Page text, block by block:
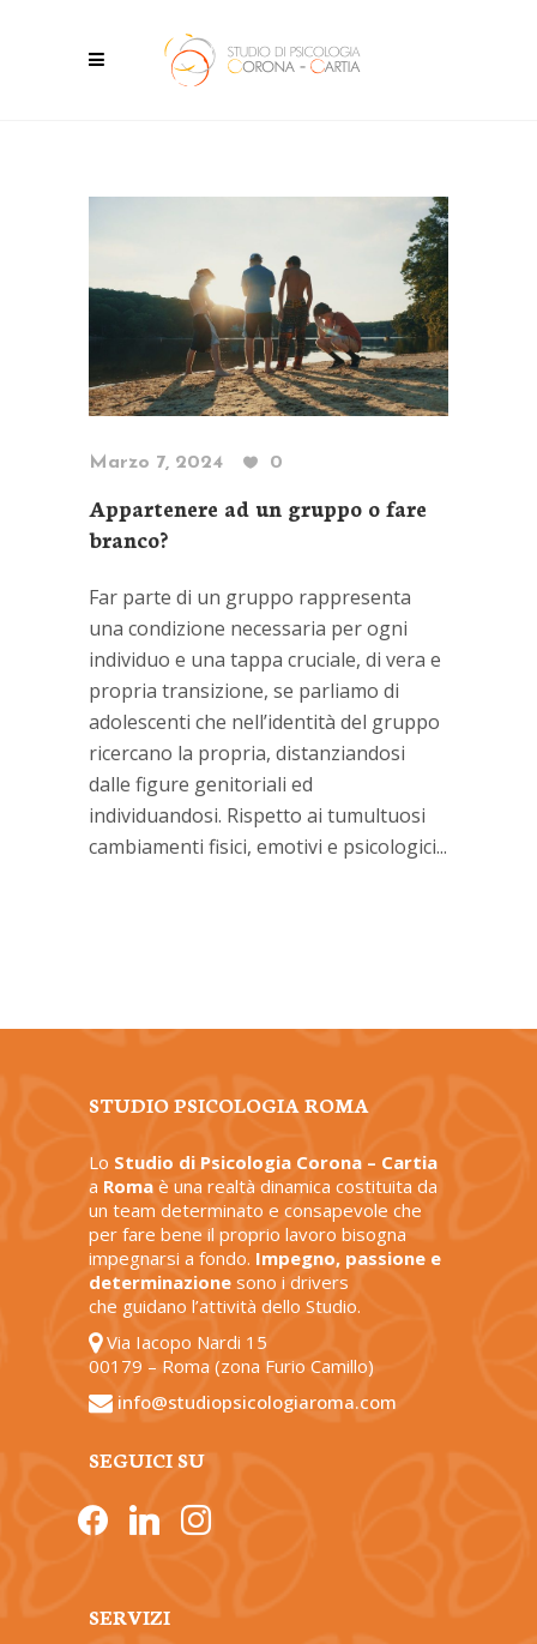
Marzo 7, 2024 0
Appartenere ad un gruppo o fare
branco?
Far parte di un gruppo rappresenta
una condizione necessaria per ogni
individuo e una tappa cruciale, di vera e
propria transizione, se parliamo di
adolescenti che nell’identità del gruppo
ricercano la propria, distanziandosi
dalle figure genitoriali ed
individuandosi. Rispetto ai tumultuosi
cambiamenti fisici, emotivi e psicologici...
STUDIO PSICOLOGIA ROMA
Lo Studio di Psicologia Corona – Cartia
a Roma è una realtà dinamica costituita da
un team determinato e consapevole che
per fare bene il proprio lavoro bisogna
impegnarsi a fondo. Impegno, passione e
determinazione sono i drivers
che guidano l’attività dello Studio.
Via Iacopo Nardi 15
00179 – Roma (zona Furio Camillo)
info@studiopsicologiaroma.com
SEGUICI SU
facebooklinkedininstagram
SERVIZI